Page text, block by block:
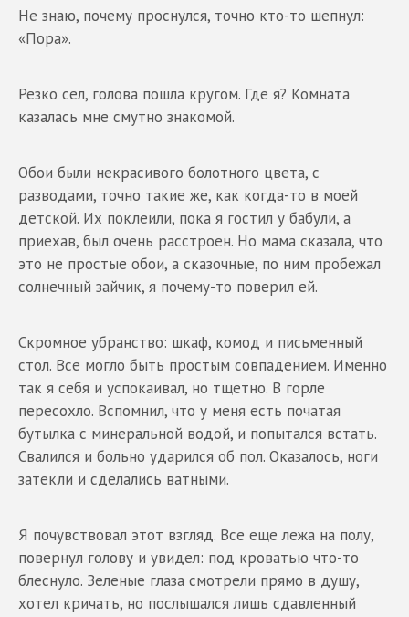
Не знаю, почему проснулся, точно кто-то шепнул:
«Пора».
Резко сел, голова пошла кругом. Где я? Комната
казалась мне смутно знакомой.
Обои были некрасивого болотного цвета, с
разводами, точно такие же, как когда-то в моей
детской. Их поклеили, пока я гостил у бабули, а
приехав, был очень расстроен. Но мама сказала, что
это не простые обои, а сказочные, по ним пробежал
солнечный зайчик, я почему-то поверил ей.
Скромное убранство: шкаф, комод и письменный
стол. Все могло быть простым совпадением. Именно
так я себя и успокаивал, но тщетно. В горле
пересохло. Вспомнил, что у меня есть початая
бутылка с минеральной водой, и попытался встать.
Свалился и больно ударился об пол. Оказалось, ноги
затекли и сделались ватными.
Я почувствовал этот взгляд. Все еще лежа на полу,
повернул голову и увидел: под кроватью что-то
блеснуло. Зеленые глаза смотрели прямо в душу,
хотел кричать, но послышался лишь сдавленный